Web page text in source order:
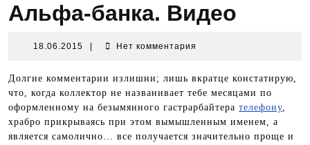
Альфа-банка. Видео
18.06.2015 18.06.2015Нет комментария
Долгие комментарии излишни; лишь вкратце констатирую,
что, когда коллектор не названивает тебе месяцами по
оформленному на безымянного гастрарбайтера телефону,
храбро прикрываясь при этом вымышленным именем, а
является самолично… все получается значительно проще и